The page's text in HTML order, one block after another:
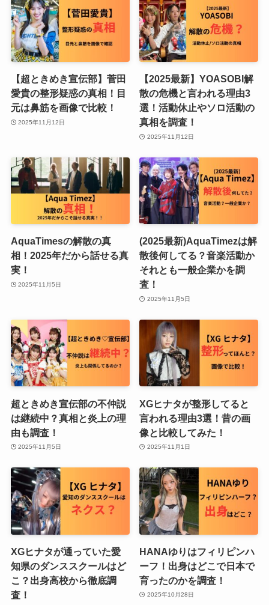
【超ときめき宣伝部】菅田
愛貴の整形疑惑の真相！目
元は鼻筋を画像で比較！
2025年11月12日
【2025最新】YOASOBI解
散の危機と言われる理由3
選！活動休止やソロ活動の
真相を調査！
2025年11月12日
AquaTimesの解散の真
相！2025年だから話せる真
実！
2025年11月5日
(2025最新)AquaTimezは解
散後何してる？音楽活動か
それとも一般企業かを調
査！
2025年11月5日
超ときめき宣伝部の不仲説
は継続中？真相と炎上の理
由も調査！
2025年11月5日
XGヒナタが整形してると
言われる理由3選！昔の画
像と比較してみた！
2025年11月1日
XGヒナタが通っていた愛
知県のダンススクールはど
こ？出身高校から徹底調
査！
HANAゆりはフィリピンハ
ーフ！出身はどこで日本で
育ったのかを調査！
2025年10月28日